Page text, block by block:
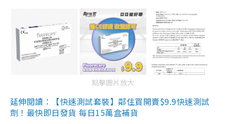
點擊圖片放大
延伸閱讀：【快速測試套裝】鄰住買開賣$9.9快速測試
劑！最快即日發貨 每日15萬盒補貨